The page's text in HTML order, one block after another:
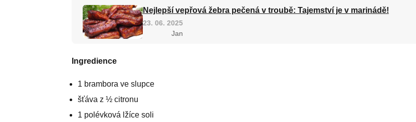
Nejlepší vepřová žebra pečená v troubě: Tajemství je v marinádě!
23. 06. 2025
Jan
Ingredience
1 brambora ve slupce
šťáva z ½ citronu
1 polévková lžíce soli